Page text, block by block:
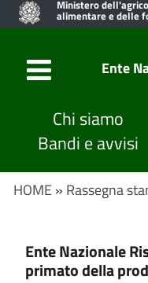
Ministero
alimentare e delle
Ente
Chi siamo
Bandi e avvisi
HOME » Rassegna
Ente Nazionale
primato della